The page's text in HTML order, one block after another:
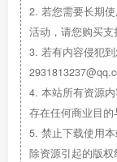
2. 若您需要长期
活动，请您购买支
3. 若有内容侵犯
4. 本站所有资源
存在任何商业目的
5. 禁止下载使用
除资源引起的版权